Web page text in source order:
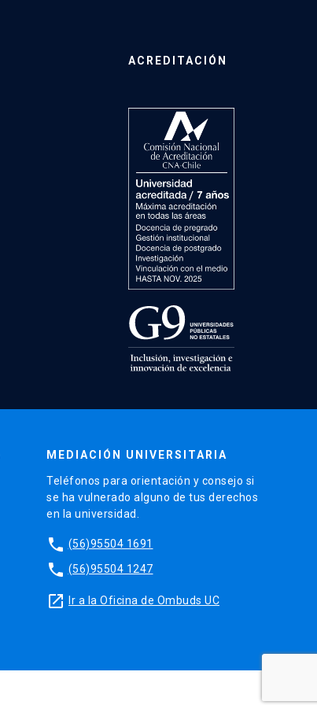
ACREDITACIÓN
MEDIACIÓN UNIVERSITARIA
Teléfonos para orientación y consejo si
se ha vulnerado alguno de tus derechos
en la universidad.
phone (56)95504 1691
phone (56)95504 1247
launch Ir a la Oficina de Ombuds UC